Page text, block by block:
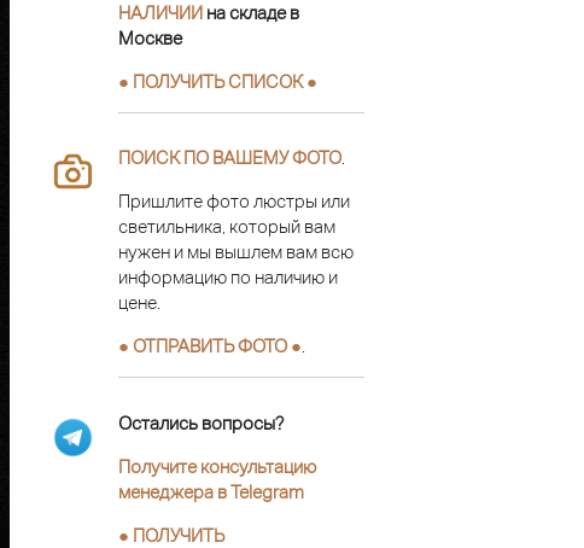
НАЛИЧИИ на складе в
Москве
● ПОЛУЧИТЬ СПИСОК ●
ПОИСК ПО ВАШЕМУ ФОТО
Пришлите фото люстры или
светильника, который вам
нужен и мы вышлем вам всю
информацию по наличию и
цене.
● ОТПРАВИТЬ ФОТО ●
Остались вопросы?
Получите консультацию
менеджера в Telegram
● ПОЛУЧИТЬ